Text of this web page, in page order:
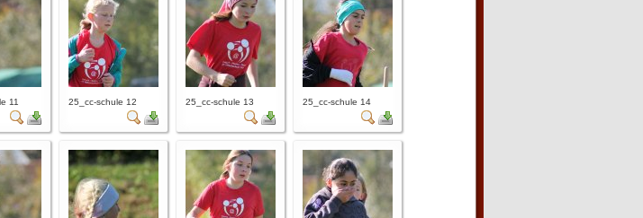
11 25_cc-schule 12 25_cc-schule 13 25_cc-schule 14